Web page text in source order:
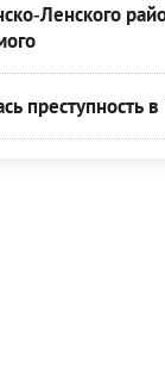
преступность